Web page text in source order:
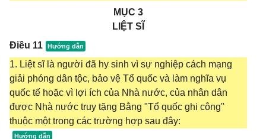
MỤC 3
LIỆT SĨ
Điều 11
1. Liệt sĩ là người đã hy sinh vì sự nghiệp cách mạng
giải phóng dân tộc, bảo vệ Tổ quốc và làm nghĩa vụ
quốc tế hoặc vì lợi ích của Nhà nước, của nhân dân
được Nhà nước truy tặng Bằng "Tổ quốc ghi công"
thuộc một trong các trường hợp sau đây: